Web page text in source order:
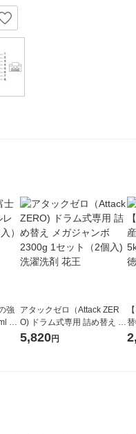
強
1
アタックゼロ（Attack ZER
O) ドラム式専用 詰め替え メ
ガジャンボ 2300g 1セット
5,820円